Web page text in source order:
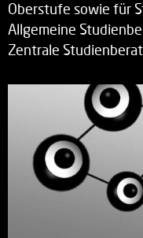
Oberstufe sowie für
Allgemeine
Zentrale